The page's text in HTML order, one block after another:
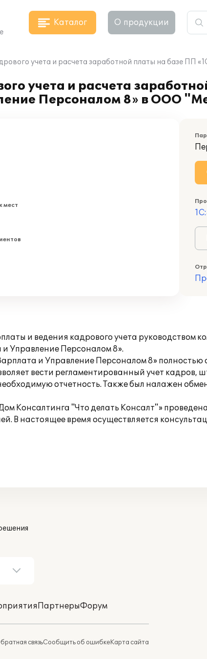
Каталог О продукции
учета и расчета заработной платы на базе
учета и расчета
Персоналом 8» в ООО
мест
и ведения кадрового учета
Управление Персоналом 8».
и Управление Персоналом 8» полностью
вести регламентированный учет кадров,
отчетность. Также был налажен
Консалтинга "Что делать Консалт"»
В настоящее время осуществляется
ПартнерыФорум
связьСообщить об ошибкеКарта сайта